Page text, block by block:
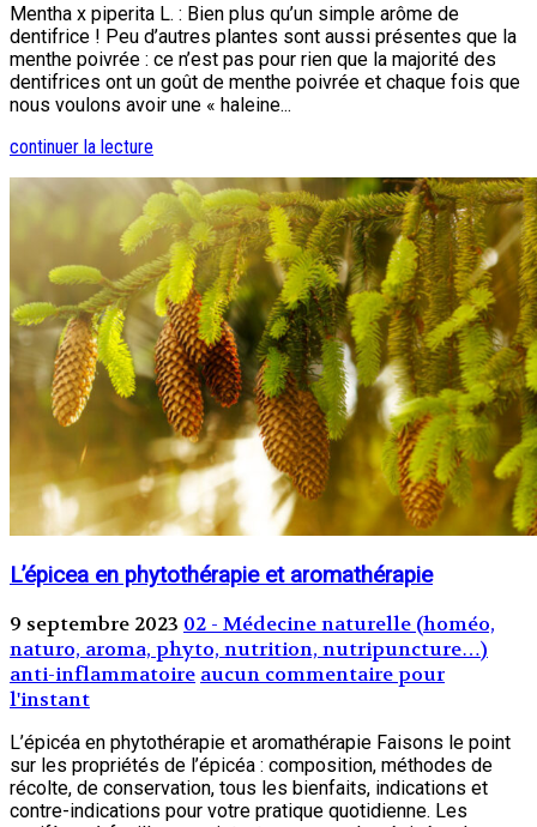
Mentha x piperita L. : Bien plus qu’un simple arôme de
dentifrice ! Peu d’autres plantes sont aussi présentes que la
menthe poivrée : ce n’est pas pour rien que la majorité des
dentifrices ont un goût de menthe poivrée et chaque fois que
nous voulons avoir une « haleine...
continuer la lecture
L’épicea en phytothérapie et aromathérapie
9 septembre 2023 02 - Médecine naturelle (homéo,
naturo, aroma, phyto, nutrition, nutripuncture…)
anti-inflammatoire aucun commentaire pour
l'instant
L’épicéa en phytothérapie et aromathérapie Faisons le point
sur les propriétés de l’épicéa : composition, méthodes de
récolte, de conservation, tous les bienfaits, indications et
contre-indications pour votre pratique quotidienne. Les